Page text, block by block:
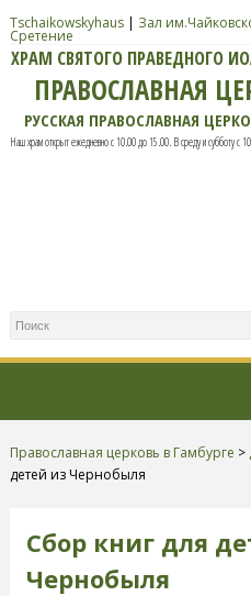
Tschaikowskyhaus| Зал
Сретение
ХРАМ СВЯТОГО ПРАВЕДНОГО
ПРАВОСЛАВНАЯ
РУССКАЯ ПРАВОСЛАВНАЯ
Наш храм открыт ежедневно с 10.00 до 15.00. В среду и субботу с
Православная церковь в Гамбурге >
детей из Чернобыля
Сбор книг для
Чернобыля